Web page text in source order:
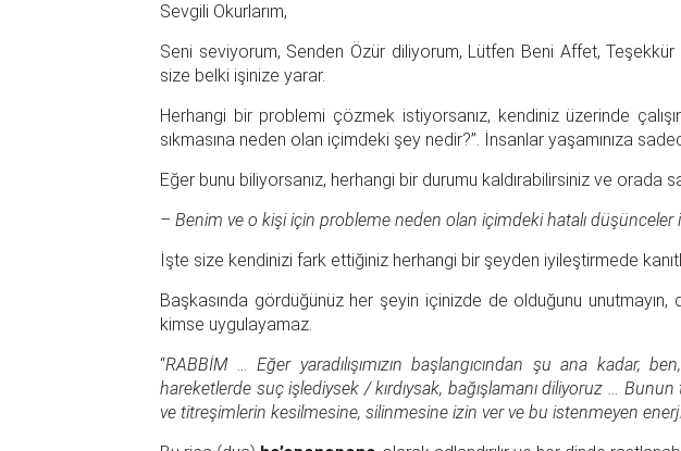
Sevgili Okurlarım,
Seni seviyorum, Senden Özür diliyorum, Lütfen Beni Affet,
size belki işinize yarar.
Herhangi bir problemi çözmek istiyorsanız, kendiniz üzerinde
sıkmasına neden olan içimdeki şey nedir?”. İnsanlar yaşamınıza
Eğer bunu biliyorsanız, herhangi bir durumu kaldırabilirsiniz ve orada
– Benim ve o kişi için probleme neden olan içimdeki hatalı
İşte size kendinizi fark ettiğiniz herhangi bir şeyden iyileştirmede
Başkasında gördüğünüz her şeyin içinizde de olduğunu
kimse uygulayamaz.
“RABBİM … Eğer yaradılışımızın başlangıcından şu ana kadar,
hareketlerde suç işlediysek / kırdıysak, bağışlamanı diliyoruz …
ve titreşimlerin kesilmesine, silinmesine izin ver ve bu istenmeyen